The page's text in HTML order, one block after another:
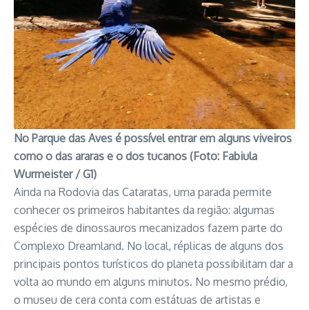
No Parque das Aves é possível entrar em alguns viveiros
como o das araras e o dos tucanos (Foto: Fabiula
Wurmeister / G1)
Ainda na Rodovia das Cataratas, uma parada permite
conhecer os primeiros habitantes da região: algumas
espécies de dinossauros mecanizados fazem parte do
Complexo Dreamland. No local, réplicas de alguns dos
principais pontos turísticos do planeta possibilitam dar a
volta ao mundo em alguns minutos. No mesmo prédio,
o museu de cera conta com estátuas de artistas e